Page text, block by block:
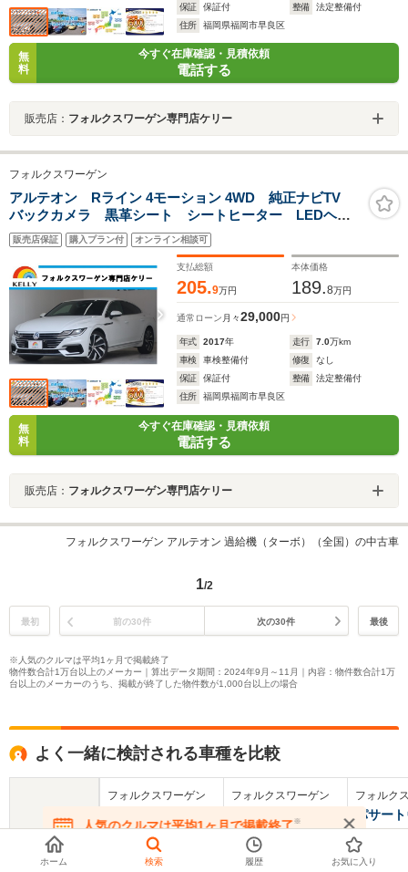
保証
保証付 整備
法定整備付
住所
福岡県福岡市早良区
無
料
今すぐ在庫確認・見積依頼
電話する
販売店： フォルクスワーゲン専門店ケリー
フォルクスワーゲン
アルテオン Rライン 4モーション 4WD 純正ナビTV
バックカメラ 黒革シート シートヒーター LEDヘッ
ドランプ オールインセーフティ パワーリアゲート
19インチ純正アルミホイール ETC2.0 ブラックリアス
ポイラー
販売店保証 購入プラン付 オンライン相談可
支払総額
205.9万円
本体価格
189.8万円
通常ローン 月々29,000円
年式 2017年 走行 7.0万km
車検
車検整備付 修復
なし
保証
保証付 整備
法定整備付
住所
福岡県福岡市早良区
無
料
今すぐ在庫確認・見積依頼
電話する
販売店： フォルクスワーゲン専門店ケリー
フォルクスワーゲン アルテオン 過給機（ターボ）（全国）の中古車
1/2
最初 前の30件 次の30件 最後
※人気のクルマは平均1ヶ月で掲載終了
物件数合計1万台以上のメーカー｜算出データ期間：2024年9月～11月｜内容：物件数合計1万
台以上のメーカーのうち、掲載が終了した物件数が1,000台以上の場合
よく一緒に検討される車種を比較
基本情報
フォルクスワーゲン
ティングブレーク
フォルクスワーゲン フォルク
パサー
ント
人気のクルマは平均1ヶ月で掲載終了※
在庫が無くなる前にお問い合わせください
ホーム 検索 履歴 お気に入り